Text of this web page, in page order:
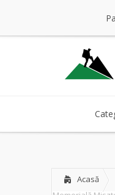
Acasă